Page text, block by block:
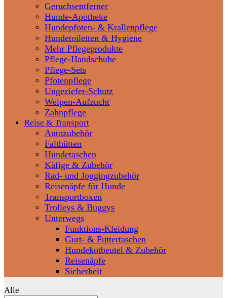
Geruchsentferner
Hunde-Apotheke
Hundepfoten- & Krallenpflege
Hundetoiletten & Hygiene
Mehr Pflegeprodukte
Pflege-Handschuhe
Pflege-Sets
Pfotenpflege
Ungeziefer-Schutz
Welpen-Aufzucht
Zahnpflege
Reise & Transport
Autozubehör
Falthütten
Hundetaschen
Käfige & Zubehör
Rad- und Joggingzubehör
Reisenäpfe für Hunde
Transportboxen
Trolleys & Buggys
Unterwegs
Funktions-Kleidung
Gurt- & Futtertaschen
Hundekotbeutel & Zubehör
Reisenäpfe
Sicherheit
Alle